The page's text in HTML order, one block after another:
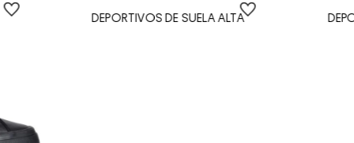
DEPORTIVOS DE SUELA ALTA